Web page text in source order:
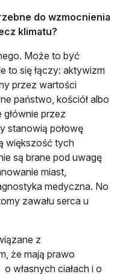
do wzmocnienia
klimatu?
Może to być
to się łączy: aktywizm
przez wartości
państwo, kościół albo
przez
stanowią połowę
większość tych
są brane pod uwagę
miast,
medyczna. No
zawału serca u
z
że mają prawo
własnych ciałach i o